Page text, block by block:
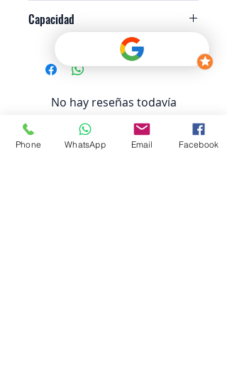
Capacidad
Soporta de 2 a 3kg de carne
No hay reseñas todavía
Comparte tu opinión. Deja la
primera reseña.
Phone WhatsApp Email Facebook